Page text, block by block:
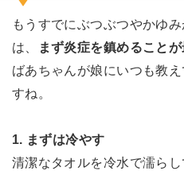
もうすでにぶつぶつやかゆ
は、
まず炎症を鎮めること
ばあちゃんが娘にいつも教
すね。
1. まずは冷やす
清潔なタオルを冷水で濡ら